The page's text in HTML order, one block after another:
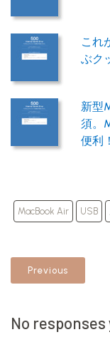
これ
ぶク
新型
須。
便利
MacBook Air USB
Previous
No responses